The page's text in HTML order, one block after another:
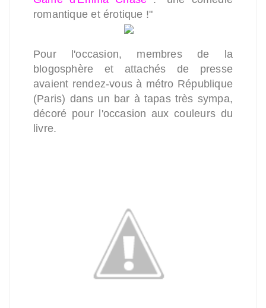
romantique et érotique !"
Pour l'occasion, membres de la
blogosphère et attachés de presse
avaient rendez-vous à métro République
(Paris) dans un bar à tapas très sympa,
décoré pour l'occasion aux couleurs du
livre.